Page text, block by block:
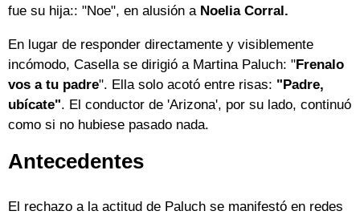
fue su hija:: "Noe", en alusión a Noelia Corral.
En lugar de responder directamente y visiblemente
incómodo, Casella se dirigió a Martina Paluch: "Frenalo
vos a tu padre". Ella solo acotó entre risas: "Padre,
ubícate". El conductor de 'Arizona', por su lado, continuó
como si no hubiese pasado nada.
Antecedentes
El rechazo a la actitud de Paluch se manifestó en redes